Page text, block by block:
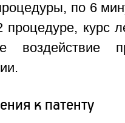
по 6
курс
воздействие
к патенту